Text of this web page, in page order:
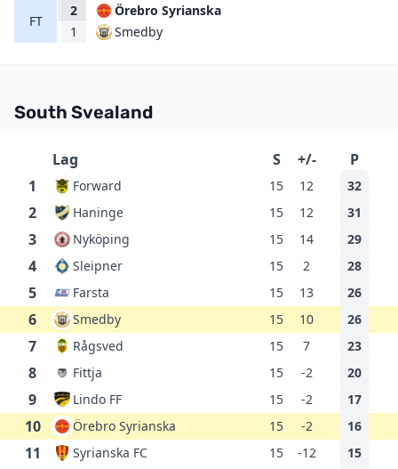
FT
2
1
Örebro Syrianska
Smedby
South Svealand
Lag S +/-
P
1
Forward 15 12 32
2 Haninge 15 12 31
3 Nyköping 15 14 29
4 Sleipner 15 2 28
5 Farsta 15 13 26
6 Smedby 15 10 26
7 Rågsved 15 7 23
8 Fittja 15 -2 20
9 Lindo FF 15 -2 17
10 Örebro Syrianska 15 -2 16
11 Syrianska FC 15 -12 15